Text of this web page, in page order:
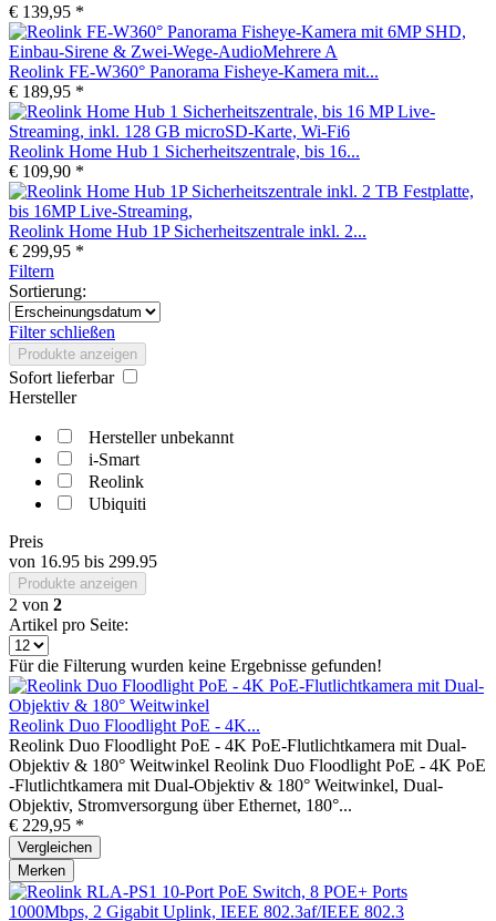
€ 139,95 *
Reolink FE-W360° Panorama Fisheye-Kamera mit...
€ 189,95 *
Reolink Home Hub 1 Sicherheitszentrale, bis 16...
€ 109,90 *
Reolink Home Hub 1P Sicherheitszentrale inkl. 2...
€ 299,95 *
Filtern
Sortierung:
Filter schließen
Produkte anzeigen
Sofort lieferbar
Hersteller
Hersteller unbekannt
i-Smart
Reolink
Ubiquiti
Preis
von 16.95 bis 299.95
Produkte anzeigen
2 von 2
Artikel pro Seite:
Für die Filterung wurden keine Ergebnisse gefunden!
Reolink Duo Floodlight PoE - 4K...
Reolink Duo Floodlight PoE - 4K PoE-Flutlichtkamera mit Dual-
Objektiv & 180° Weitwinkel Reolink Duo Floodlight PoE - 4K PoE
-Flutlichtkamera mit Dual-Objektiv & 180° Weitwinkel, Dual-
Objektiv, Stromversorgung über Ethernet, 180°...
€ 229,95 *
Vergleichen
Merken